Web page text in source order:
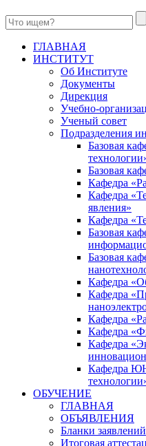
ГЛАВНАЯ
ИНСТИТУТ
Об Институте
Документы
Дирекция
Учебно-
Ученый совет
Подразделения
Базовая
Базовая
Кафедра
Кафедра
явления»
Кафедра
Базовая
Базовая
Кафедра
Кафедра
Кафедра
Кафедра
Кафедра
Кафедра
ОБУЧЕНИЕ
ГЛАВНАЯ
ОБЪЯВЛЕНИЯ
Бланки заявлений
Итоговая